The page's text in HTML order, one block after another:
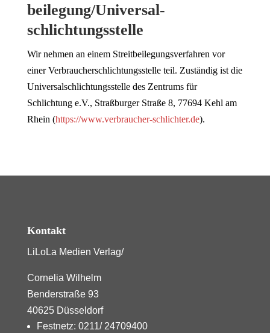
beilegung/Universal­
schlichtungs­stelle
Wir nehmen an einem Streitbeilegungsverfahren vor
einer Verbraucherschlichtungsstelle teil. Zuständig ist die
Universalschlichtungsstelle des Zentrums für
Schlichtung e.V., Straßburger Straße 8, 77694 Kehl am
Rhein (https://www.verbraucher-schlichter.de).
Kontakt
LiLoLa Medien Verlag/
Cornelia Wilhelm
Benderstraße 93
40625 Düsseldorf
Festnetz: 0211/ 24709400